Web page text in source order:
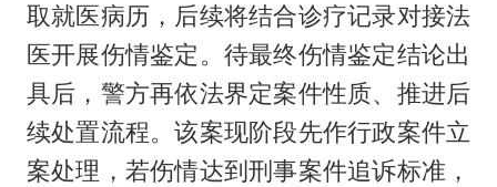
取就医病历，后续将结合诊疗记录对接法
医开展伤情鉴定。待最终伤情鉴定结论出
具后，警方再依法界定案件性质、推进后
续处置流程。该案现阶段先作行政案件立
案处理，若伤情达到刑事案件追诉标准，